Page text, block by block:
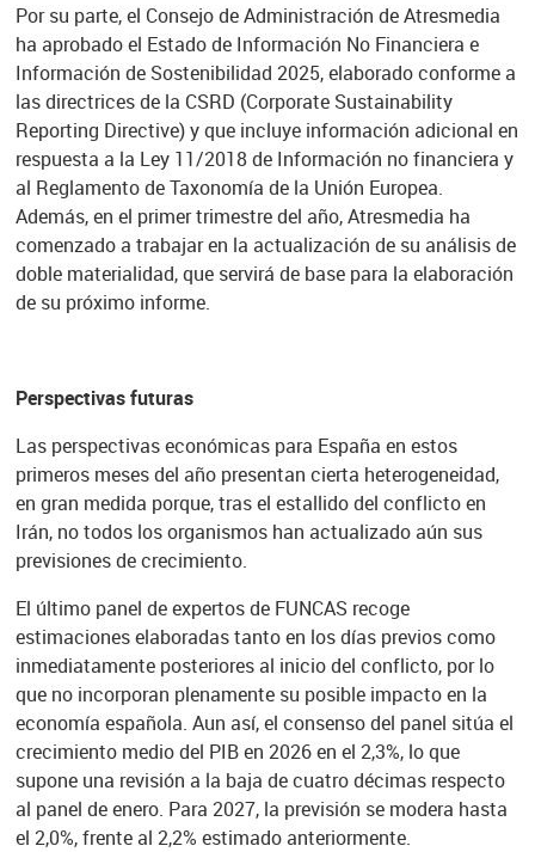
Por su parte, el Consejo de Administración de Atresmedia
ha aprobado el Estado de Información No Financiera e
Información de Sostenibilidad 2025, elaborado conforme a
las directrices de la CSRD (Corporate Sustainability
Reporting Directive) y que incluye información adicional en
respuesta a la Ley 11/2018 de Información no financiera y
al Reglamento de Taxonomía de la Unión Europea.
Además, en el primer trimestre del año, Atresmedia ha
comenzado a trabajar en la actualización de su análisis de
doble materialidad, que servirá de base para la elaboración
de su próximo informe.
Perspectivas futuras
Las perspectivas económicas para España en estos
primeros meses del año presentan cierta heterogeneidad,
en gran medida porque, tras el estallido del conflicto en
Irán, no todos los organismos han actualizado aún sus
previsiones de crecimiento.
El último panel de expertos de FUNCAS recoge
estimaciones elaboradas tanto en los días previos como
inmediatamente posteriores al inicio del conflicto, por lo
que no incorporan plenamente su posible impacto en la
economía española. Aun así, el consenso del panel sitúa el
crecimiento medio del PIB en 2026 en el 2,3%, lo que
supone una revisión a la baja de cuatro décimas respecto
al panel de enero. Para 2027, la previsión se modera hasta
el 2,0%, frente al 2,2% estimado anteriormente.